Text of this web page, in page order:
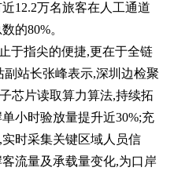
12.2万名旅客在人工通道
的80%。
于指尖的便捷,更在于全链
站长张峰表示,深圳边检聚
芯片读取算力算法,持续拓
小时验放量提升近30%;充
时采集关键区域人员信
流量及承载量变化,为口岸